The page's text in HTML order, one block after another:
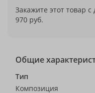
Закажите этот товар
970 руб.
Общие
Тип
Композиция